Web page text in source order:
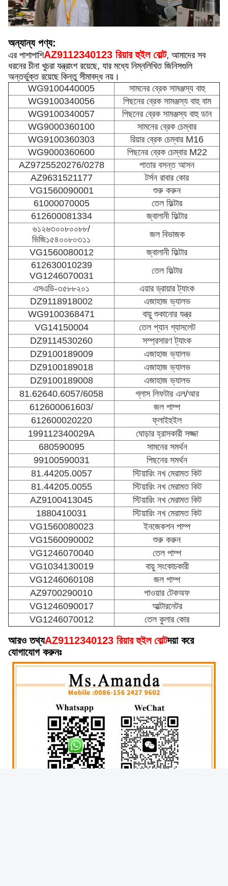
অন্যান্য পণ্য:
এর পাশাপাশিAZ9112340123 রিয়ার হুইল বোল্ট, আমাদের সব
ধরনের চীনা খুচরা যন্ত্রাংশ রয়েছে, যার মধ্যে নিম্নলিখিত জিনিসগুলি
অন্তর্ভুক্ত রয়েছে কিন্তু সীমাবদ্ধ নয়।
WG9100440005
সামনের ব্রেক সামঞ্জস্য বাহু
WG9100340056
পিছনের ব্রেক সামঞ্জস্য বাহু বাম
WG9100340057
পিছনের ব্রেক সামঞ্জস্য বাহু ডান
WG9000360100
সামনের ব্রেক চেম্বার
WG9100360303
রিয়ার ব্রেক চেম্বার M16
WG9000360600
পিছনের ব্রেক চেম্বার M22
AZ9725520276/0278
পাতার বসন্ত আসন
AZ9631521177
টর্সন রাবার কোর
VG1560090001
শুরু করুন
61000070005
তেল ফিল্টার
612600081334
জ্বালানী ফিল্টার
৬১২৬৩০০৮০০৮৮/
ভিজি১৫৪০০৮০৩১১
জল বিভাজক
VG1560080012
জ্বালানী ফিল্টার
612630010239
VG1246070031
তেল ফিল্টার
এসএডি-৩৫৮৮২০১
এয়ার ড্রায়ার ট্যাংক
DZ9118918002
এজাহাজ ভ্যালভ
WG9100368471
বায়ু শুকানোর যন্ত্র
VG14150004
তেল প্যান গ্যাসলেট
DZ9114530260
সম্প্রসারণ ট্যাংক
DZ9100189009
এজাহাজ ভ্যালভ
DZ9100189018
এজাহাজ ভ্যালভ
DZ9100189008
এজাহাজ ভ্যালভ
81.62640.6057/6058
গ্লাস লিফটার এল/আর
612600061603/
জল পাম্প
612600020220
ফ্লাইহুইল
199112340029A
ঘোড়ার হ্রাসকারী সজ্জা
680590095
সামনের সমর্থন
99100590031
পিছনের সমর্থন
81.44205.0057
স্টিয়ারিং নখ মেরামত কিট
81.44205.0055
স্টিয়ারিং নখ মেরামত কিট
AZ9100413045
স্টিয়ারিং নখ মেরামত কিট
1880410031
স্টিয়ারিং নখ মেরামত কিট
VG1560080023
ইনজেকশন পাম্প
VG1560090002
শুরু করুন
VG1246070040
তেল পাম্প
VG1034130019
বায়ু সংকোচকারী
VG1246060108
জল পাম্প
AZ9700290010
পাওয়ার টেকঅফ
VG1246090017
আল্টারনেটর
VG1246070012
তেল কুলার কোর
আরও তথ্যAZ9112340123 রিয়ার হুইল বোল্টদয়া করে
যোগাযোগ করুনঃ